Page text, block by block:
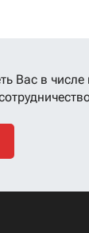
Вас в числе